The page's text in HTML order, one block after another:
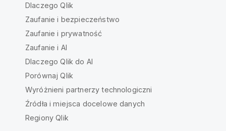
Dlaczego Qlik
Zaufanie i bezpieczeństwo
Zaufanie i prywatność
Zaufanie i AI
Dlaczego Qlik do AI
Porównaj Qlik
Wyróżnieni partnerzy technologiczni
Źródła i miejsca docelowe danych
Regiony Qlik